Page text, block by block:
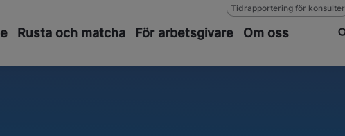
Tidrapportering för konsulter
Rusta och matcha För arbetsgivare Om oss